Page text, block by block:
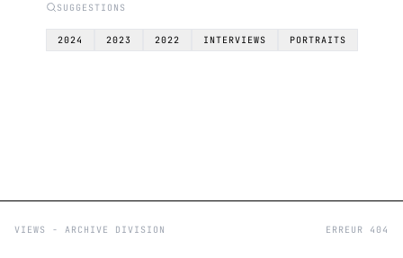
SUGGESTIONS
2024 2023 2022 INTERVIEWS PORTRAITS
VIEWS - ARCHIVE DIVISION ERREUR 404